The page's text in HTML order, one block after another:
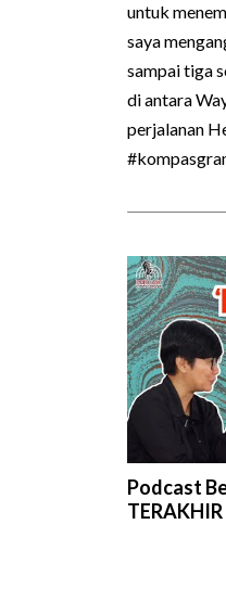
untuk
saya
sampai tiga
di antara
perjalanan
Podcast